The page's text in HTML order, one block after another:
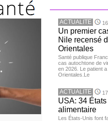
ACTUALITE
Un premier
Nile recensé
Orientales
Santé publique
cas autochtone de
en 2026. Le patient
Orientales.Le
ACTUALITE
USA: 34
alimentaire
Les États-Unis font